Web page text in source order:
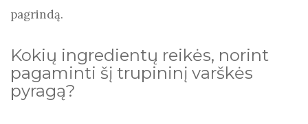
pagrindą.
Kokių ingredientų reikės, norint
pagaminti šį trupininį varškės
pyragą?